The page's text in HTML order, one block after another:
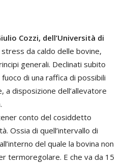
Cozzi, dell’Università di
da caldo delle bovine,
generali. Declinati subito
di una raffica di possibili
a disposizione dell’allevatore
conto del cosiddetto
Ossia di quell’intervallo di
del quale la bovina non
termoregolare. E che va da 15